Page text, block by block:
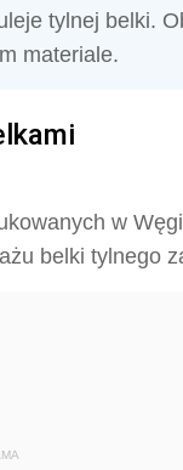
tylnej belki.
materiale.
w
belki tylnego